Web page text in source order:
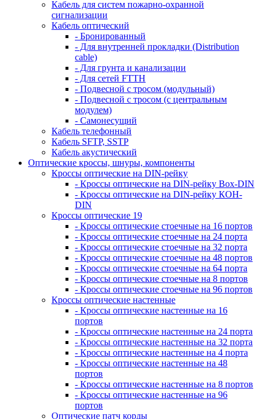
Кабель для систем пожарно-охранной
сигнализации
Кабель оптический
- Бронированный
- Для внутренней прокладки (Distribution
cable)
- Для грунта и канализации
- Для сетей FTTH
- Подвесной с тросом (модульный)
- Подвесной с тросом (с центральным
модулем)
- Самонесущий
Кабель телефонный
Кабель SFTP, SSTP
Кабель акустический
Оптические кроссы, шнуры, компоненты
Кроссы оптические на DIN-рейку
- Кроссы оптические на DIN-рейку Box-DIN
- Кроссы оптические на DIN-рейку КОН-
DIN
Кроссы оптические 19
- Кроссы оптические стоечные на 16 портов
- Кроссы оптические стоечные на 24 порта
- Кроссы оптические стоечные на 32 порта
- Кроссы оптические стоечные на 48 портов
- Кроссы оптические стоечные на 64 порта
- Кроссы оптические стоечные на 8 портов
- Кроссы оптические стоечные на 96 портов
Кроссы оптические настенные
- Кроссы оптические настенные на 16
портов
- Кроссы оптические настенные на 24 порта
- Кроссы оптические настенные на 32 порта
- Кроссы оптические настенные на 4 порта
- Кроссы оптические настенные на 48
портов
- Кроссы оптические настенные на 8 портов
- Кроссы оптические настенные на 96
портов
Оптические патч корды